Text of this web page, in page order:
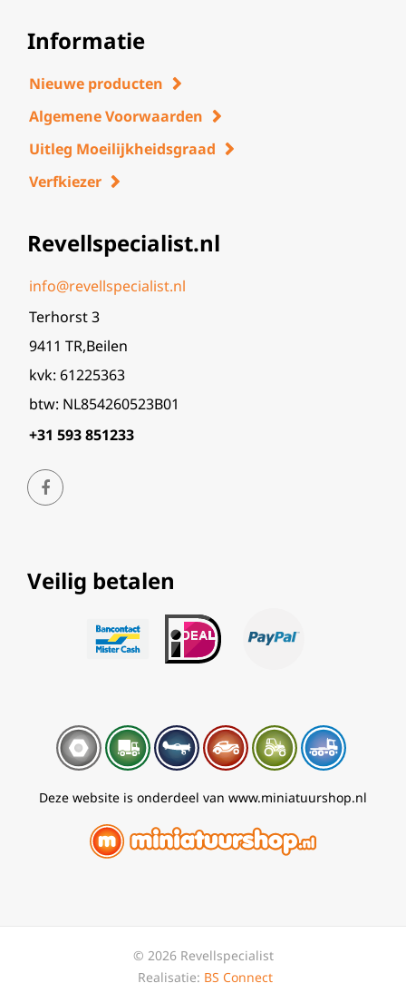
Informatie
Nieuwe producten
Algemene Voorwaarden
Uitleg Moeilijkheidsgraad
Verfkiezer
Revellspecialist.nl
info@revellspecialist.nl
Terhorst 3
9411 TR,Beilen
kvk: 61225363
btw: NL854260523B01
+31 593 851233
Veilig betalen
Deze website is onderdeel van www.miniatuurshop.nl
© 2026 Revellspecialist
Realisatie: BS Connect